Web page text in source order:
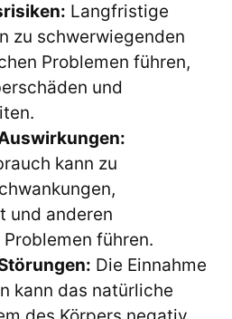
Langfristige
zu schwerwiegenden
Problemen führen,
und
kann zu
und anderen
führen.
Die Einnahme
kann das natürliche